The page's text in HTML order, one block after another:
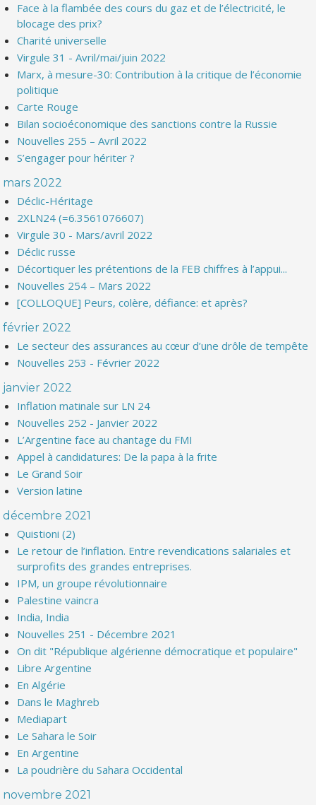
Face à la flambée des cours du gaz et de l’électricité, le
blocage des prix?
Charité universelle
Virgule 31 - Avril/mai/juin 2022
Marx, à mesure-30: Contribution à la critique de l’économie
politique
Carte Rouge
Bilan socioéconomique des sanctions contre la Russie
Nouvelles 255 – Avril 2022
S’engager pour hériter ?
mars 2022
Déclic-Héritage
2XLN24 (=6.3561076607)
Virgule 30 - Mars/avril 2022
Déclic russe
Décortiquer les prétentions de la FEB chiffres à l’appui...
Nouvelles 254 – Mars 2022
[COLLOQUE] Peurs, colère, défiance: et après?
février 2022
Le secteur des assurances au cœur d’une drôle de tempête
Nouvelles 253 - Février 2022
janvier 2022
Inflation matinale sur LN 24
Nouvelles 252 - Janvier 2022
L’Argentine face au chantage du FMI
Appel à candidatures: De la papa à la frite
Le Grand Soir
Version latine
décembre 2021
Quistioni (2)
Le retour de l’inflation. Entre revendications salariales et
surprofits des grandes entreprises.
IPM, un groupe révolutionnaire
Palestine vaincra
India, India
Nouvelles 251 - Décembre 2021
On dit "République algérienne démocratique et populaire"
Libre Argentine
En Algérie
Dans le Maghreb
Mediapart
Le Sahara le Soir
En Argentine
La poudrière du Sahara Occidental
novembre 2021